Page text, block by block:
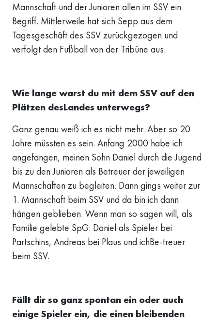
Mannschaft und der Junioren allen im SSV ein
Begriff. Mittlerweile hat sich Sepp aus dem
Tagesgeschäft des SSV zurückgezogen und
verfolgt den Fußball von der Tribüne aus.
Wie lange warst du mit dem SSV auf den
Plätzen desLandes unterwegs?
Ganz genau weiß ich es nicht mehr. Aber so 20
Jahre müssten es sein. Anfang 2000 habe ich
angefangen, meinen Sohn Daniel durch die Jugend
bis zu den Junioren als Betreuer der jeweiligen
Mannschaften zu begleiten. Dann gings weiter zur
1. Mannschaft beim SSV und da bin ich dann
hängen geblieben. Wenn man so sagen will, als
Familie gelebte SpG: Daniel als Spieler bei
Partschins, Andreas bei Plaus und ichBe-treuer
beim SSV.
Fällt dir so ganz spontan ein oder auch
einige Spieler ein, die einen bleibenden